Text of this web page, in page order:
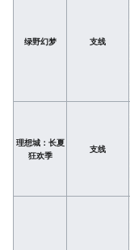
绿野幻梦 支线
理想城：长夏
狂欢季
支线